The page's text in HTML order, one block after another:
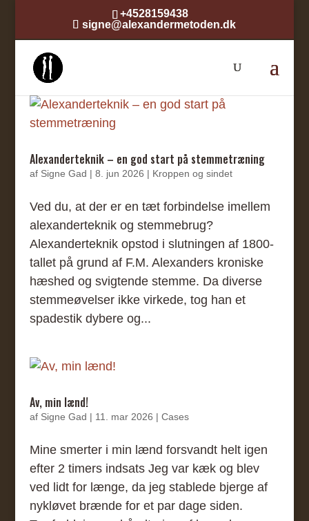
+4528159438
signe@alexandermetoden.dk
Alexanderteknik – en god start på stemmetræning
af Signe Gad | 8. jun 2026 | Kroppen og sindet
Ved du, at der er en tæt forbindelse imellem
alexanderteknik og stemmebrug?
Alexanderteknik opstod i slutningen af 1800-
tallet på grund af F.M. Alexanders kroniske
hæshed og svigtende stemme. Da diverse
stemmeøvelser ikke virkede, tog han et
spadestik dybere og...
Av, min lænd!
af Signe Gad | 11. mar 2026 | Cases
Mine smerter i min lænd forsvandt helt igen
efter 2 timers indsats Jeg var kæk og blev
ved lidt for længe, da jeg stablede bjerge af
nykløvet brænde for et par dage siden.